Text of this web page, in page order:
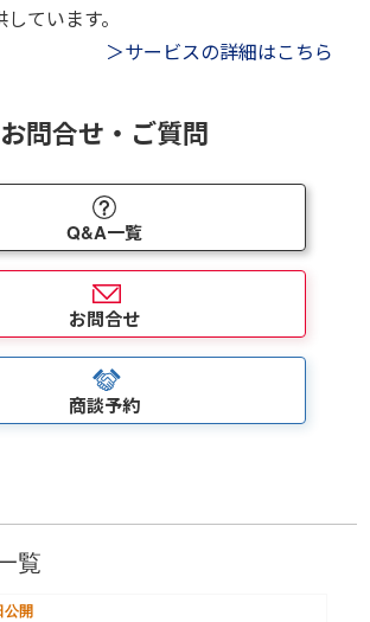
ています。
＞サービスの詳細はこちら
お問合せ・ご質問
Q&A一覧
お問合せ
商談予約
覧
公開